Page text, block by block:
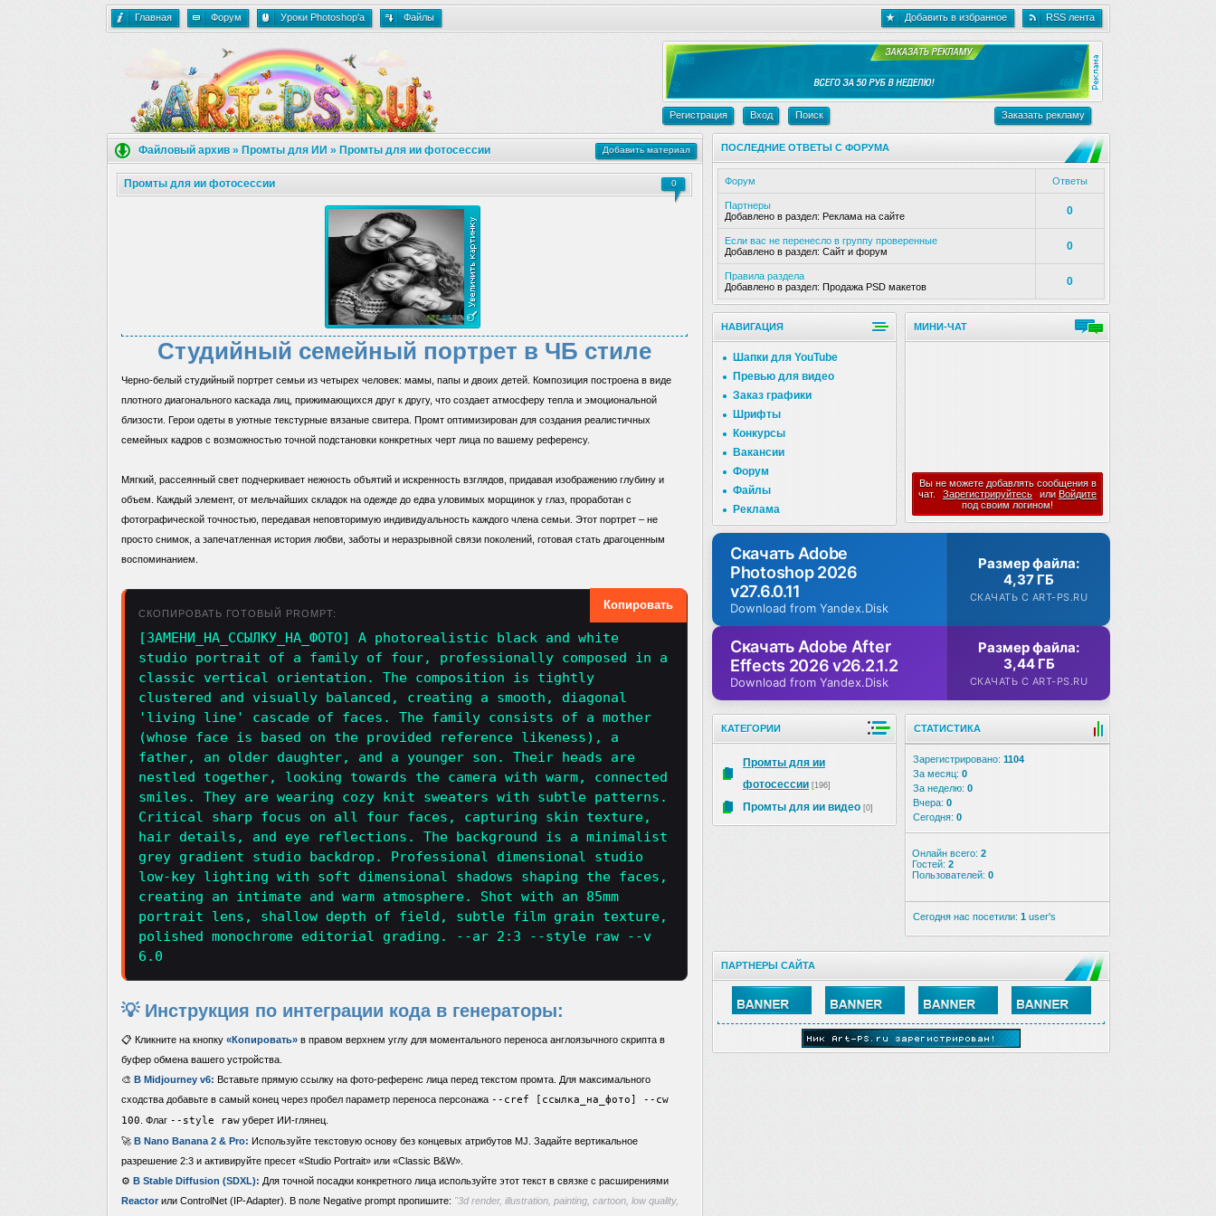
Главная Форум Уроки Photoshop'a Файлы Добавить в избранное RSS лента
Регистрация Вход Поиск Заказать рекламу
Файловый архив » Промты для ИИ » Промты для ии фотосессии Добавить материал
Промты для ии фотосессии 0
Студийный семейный портрет в ЧБ стиле
Черно-белый студийный портрет семьи из четырех человек: мамы, папы и двоих детей. Композиция построена в виде
плотного диагонального каскада лиц, прижимающихся друг к другу, что создает атмосферу тепла и эмоциональной
близости. Герои одеты в уютные текстурные вязаные свитера. Промт оптимизирован для создания реалистичных
семейных кадров с возможностью точной подстановки конкретных черт лица по вашему референсу.
Мягкий, рассеянный свет подчеркивает нежность объятий и искренность взглядов, придавая изображению глубину и
объем. Каждый элемент, от мельчайших складок на одежде до едва уловимых морщинок у глаз, проработан с
фотографической точностью, передавая неповторимую индивидуальность каждого члена семьи. Этот портрет – не
просто снимок, а запечатленная история любви, заботы и неразрывной связи поколений, готовая стать драгоценным
воспоминанием.
СКОПИРОВАТЬ ГОТОВЫЙ PROMPT:
[ЗАМЕНИ_НА_ССЫЛКУ_НА_ФОТО] A photorealistic black and white
studio portrait of a family of four, professionally composed in a
classic vertical orientation. The composition is tightly
clustered and visually balanced, creating a smooth, diagonal
'living line' cascade of faces. The family consists of a mother
(whose face is based on the provided reference likeness), a
father, an older daughter, and a younger son. Their heads are
nestled together, looking towards the camera with warm, connected
smiles. They are wearing cozy knit sweaters with subtle patterns.
Critical sharp focus on all four faces, capturing skin texture,
hair details, and eye reflections. The background is a minimalist
grey gradient studio backdrop. Professional dimensional studio
low-key lighting with soft dimensional shadows shaping the faces,
creating an intimate and warm atmosphere. Shot with an 85mm
portrait lens, shallow depth of field, subtle film grain texture,
polished monochrome editorial grading. --ar 2:3 --style raw --v
6.0
Копировать
💡 Инструкция по интеграции кода в генераторы:
📋 Кликните на кнопку «Копировать» в правом верхнем углу для моментального переноса англоязычного скрипта в
буфер обмена вашего устройства.
🎨 В Midjourney v6: Вставьте прямую ссылку на фото-референс лица перед текстом промта. Для максимального
сходства добавьте в самый конец через пробел параметр переноса персонажа --cref [ссылка_на_фото] --cw
100 . Флаг --style raw уберет ИИ-глянец.
🚀 В Nano Banana 2 & Pro: Используйте текстовую основу без концевых атрибутов MJ. Задайте вертикальное
разрешение 2:3 и активируйте пресет «Studio Portrait» или «Classic B&W».
⚙️ В Stable Diffusion (SDXL): Для точной посадки конкретного лица используйте этот текст в связке с расширениями
Reactorили ControlNet (IP-Adapter). В поле Negative prompt пропишите: "3d render, illustration, painting, cartoon, low quality,
ПОСЛЕДНИЕ ОТВЕТЫ С ФОРУМА
Форум Ответы
Партнеры
Добавлено в раздел: Реклама на сайте 0
Если вас не перенесло в группу проверенные
Добавлено в раздел: Сайт и форум 0
Правила раздела
Добавлено в раздел: Продажа PSD макетов 0
НАВИГАЦИЯ
Шапки для YouTube
Превью для видео
Заказ графики
Шрифты
Конкурсы
Вакансии
Форум
Файлы
Реклама
МИНИ-ЧАТ
Вы не можете добавлять сообщения в
чат.
Зарегистрируйтесь или Войдите
под своим логином!
Скачать Adobe
Photoshop 2026
v27.6.0.11
Download from Yandex.Disk
Размер файла:
4,37 ГБ
СКАЧАТЬ С ART-PS.RU
Скачать Adobe After
Effects 2026 v26.2.1.2
Download from Yandex.Disk
Размер файла:
3,44 ГБ
СКАЧАТЬ С ART-PS.RU
КАТЕГОРИИ
Промты для ии
фотосессии [196]
Промты для ии видео [0]
СТАТИСТИКА
Зарегистрировано: 1104
За месяц: 0
За неделю: 0
Вчера: 0
Сегодня: 0
Онлайн всего: 2
Гостей: 2
Пользователей: 0
Сегодня нас посетили: 1 user's
ПАРТНЕРЫ САЙТА